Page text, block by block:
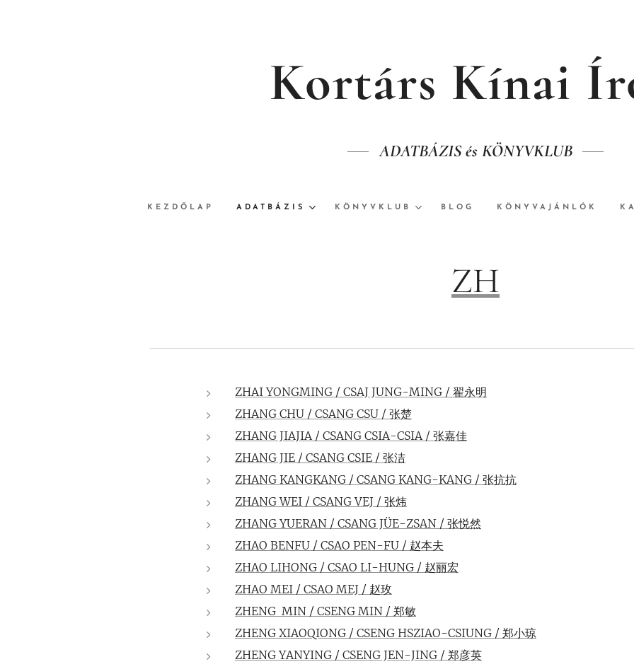
Kortárs Kínai
ADATBÁZIS és KÖNYVKLUB
KEZDŐLAP ADATBÁZIS KÖNYVKLUB BLOG KÖNYVAJÁNLÓK
ZH
ZHAI YONGMING / CSAJ JUNG-MING / 翟永明
ZHANG CHU / CSANG CSU / 张楚
ZHANG JIAJIA / CSANG CSIA-CSIA / 张嘉佳
ZHANG JIE / CSANG CSIE / 张洁
ZHANG KANGKANG / CSANG KANG-KANG / 张抗抗
ZHANG WEI / CSANG VEJ / 张炜
ZHANG YUERAN / CSANG JÜE-ZSAN / 张悦然
ZHAO BENFU / CSAO PEN-FU / 赵本夫
ZHAO LIHONG / CSAO LI-HUNG / 赵丽宏
ZHAO MEI / CSAO MEJ / 赵玫
ZHENG MIN / CSENG MIN / 郑敏
ZHENG XIAOQIONG / CSENG HSZIAO-CSIUNG / 郑小琼
ZHENG YANYING / CSENG JEN-JING / 郑彦英